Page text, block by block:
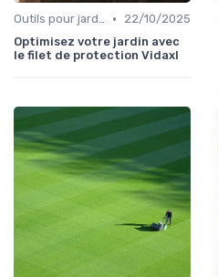
Outils pour jardinage écologique •
22/10/2025
Optimisez votre jardin avec
le filet de protection Vidaxl